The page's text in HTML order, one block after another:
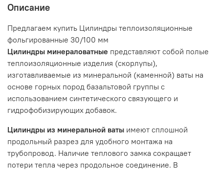
Описание
Предлагаем купить Цилиндры теплоизоляционные
фольгированные 30/100 мм
Цилиндры минераловатные представляют собой полые
теплоизоляционные изделия (скорлупы),
изготавливаемые из минеральной (каменной) ваты на
основе горных пород базальтовой группы с
использованием синтетического связующего и
гидрофобизирующих добавок.
Цилиндры из минеральной ваты имеют сплошной
продольный разрез для удобного монтажа на
трубопровод. Наличие теплового замка сокращает
потери тепла через продольное соединение. В